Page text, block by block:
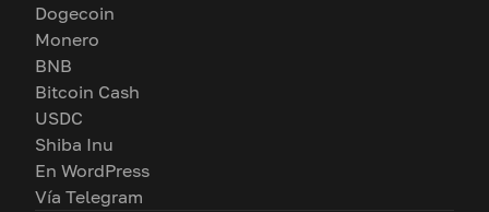
Dogecoin
Monero
BNB
Bitcoin Cash
USDC
Shiba Inu
En WordPress
Vía Telegram